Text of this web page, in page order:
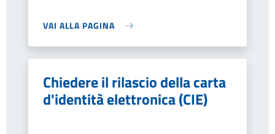
VAI ALLA PAGINA
Chiedere il rilascio della carta
d'identità elettronica (CIE)